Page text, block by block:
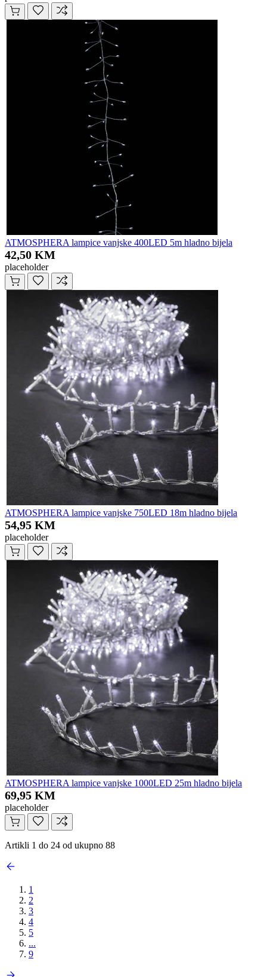
ATMOSPHERA lampice vanjske 400LED 5m hladno bijela
42,50 KM
placeholder
ATMOSPHERA lampice vanjske 750LED 18m hladno bijela
54,95 KM
placeholder
ATMOSPHERA lampice vanjske 1000LED 25m hladno bijela
69,95 KM
placeholder
Artikli 1 do 24 od ukupno 88
1
2
3
4
5
...
9